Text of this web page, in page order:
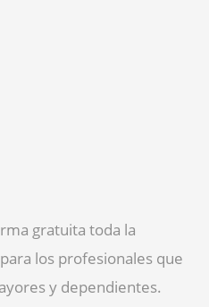
gratuita toda la
los profesionales que
y dependientes.